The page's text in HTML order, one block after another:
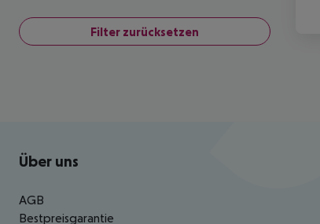
Filter zurücksetzen
Footer navigation
Über uns
AGB
Bestpreisgarantie